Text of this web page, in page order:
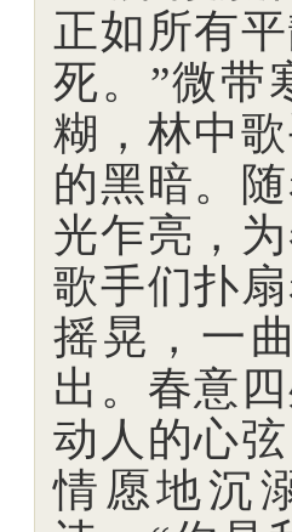
正如所有
死。”微带
糊，林中
的黑暗。
光乍亮，
歌手们扑
摇晃，一
出。春意
动人的心
情愿地沉